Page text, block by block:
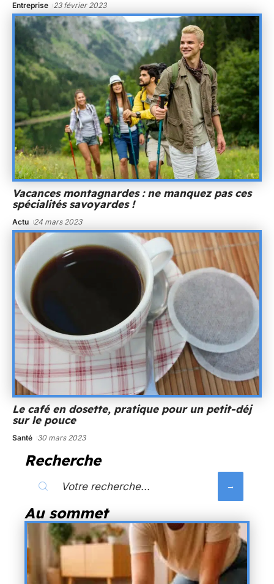
Entreprise 23 février 2023
Vacances montagnardes : ne manquez pas ces
spécialités savoyardes !
Actu 24 mars 2023
Le café en dosette, pratique pour un petit-déj
sur le pouce
Santé 30 mars 2023
Recherche
Au sommet